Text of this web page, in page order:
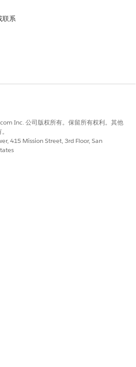
的相关消息传递用户
，则会向客户发送一条消息，让他们知
订。
预订预约，Agentforce 会帮助他们找
订预约并通知您。
在 2 小时后发送提醒消息。如果客户
后，对话将升级为代表。您可以在全
对话。
划主管视图
否解决您的问题？
联系
Inc. 公司版权所有。保留所有权利。其他
415 Mission Street, 3rd Floor, San